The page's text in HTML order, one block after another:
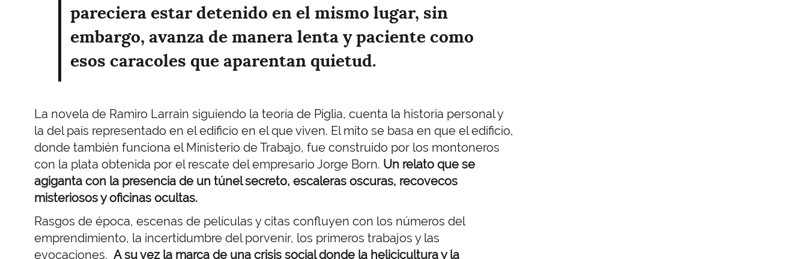
pareciera estar detenido en el mismo lugar, sin
embargo, avanza de manera lenta y paciente como
esos caracoles que aparentan quietud.
La novela de Ramiro Larrain siguiendo la teoría de Piglia, cuenta la historia personal y
la del país representado en el edificio en el que viven. El mito se basa en que el edificio,
donde también funciona el Ministerio de Trabajo, fue construido por los montoneros
con la plata obtenida por el rescate del empresario Jorge Born. Un relato que se
agiganta con la presencia de un túnel secreto, escaleras oscuras, recovecos
misteriosos y oficinas ocultas.
Rasgos de época, escenas de películas y citas confluyen con los números del
emprendimiento, la incertidumbre del porvenir, los primeros trabajos y las
evocaciones. A su vez la marca de una crisis social donde la helicicultura y la